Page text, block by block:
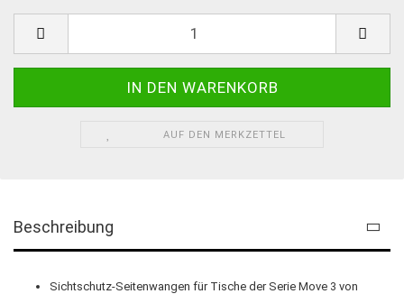
AUF DEN MERKZETTEL
Beschreibung
Sichtschutz-Seitenwangen für Tische der Serie Move 3 von